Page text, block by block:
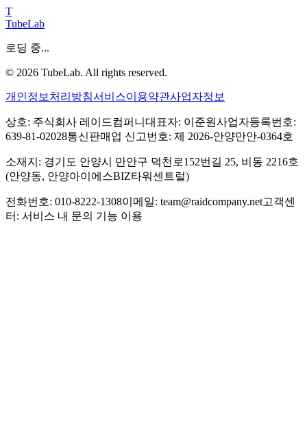
T
TubeLab
로딩 중...
© 2026 TubeLab. All rights reserved.
개인정보처리방침서비스이용약관사업자정보
상호: 주식회사 레이드컴퍼니 대표자: 이준원사업자등록번호:
639-81-02028통신판매업 신고번호: 제 2026-안양만안-0364호
소재지: 경기도 안양시 만안구 덕천로152번길 25, 비동 2216호
(안양동, 안양아이에스BIZ타워센트럴)
전화번호: 010-8222-1308이메일: team@raidcompany.net고객센
터: 서비스 내 문의 기능 이용